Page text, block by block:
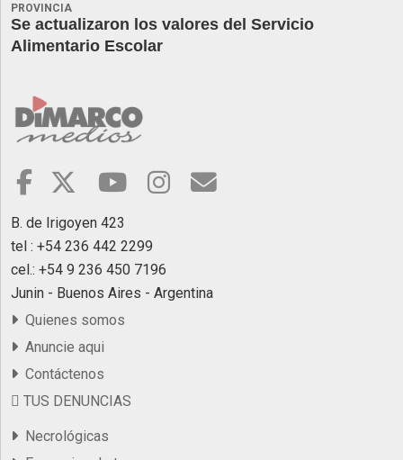
PROVINCIA
Se actualizaron los valores del Servicio
Alimentario Escolar
B. de Irigoyen 423
tel : +54 236 442 2299
cel.: +54 9 236 450 7196
Junin - Buenos Aires - Argentina
Quienes somos
Anuncie aqui
Contáctenos
TUS DENUNCIAS
Necrológicas